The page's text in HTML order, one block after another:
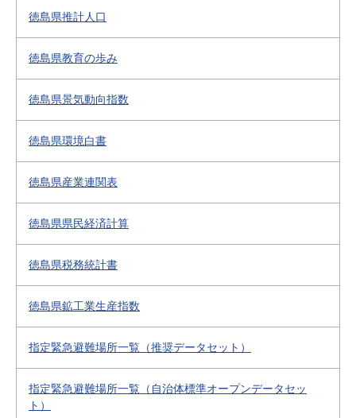
徳島県推計人口
徳島県教育の歩み
徳島県景気動向指数
徳島県環境白書
徳島県産業連関表
徳島県県民経済計算
徳島県税務統計書
徳島県鉱工業生産指数
指定緊急避難場所一覧（推奨データセット）
指定緊急避難場所一覧（自治体標準オープンデータセッ
ト）